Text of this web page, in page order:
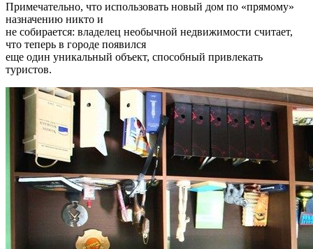
Примечательно, что использовать новый дом по «прямому»
назначению никто и
не собирается: владелец необычной недвижимости считает,
что теперь в городе появился
еще один уникальный объект, способный привлекать
туристов.